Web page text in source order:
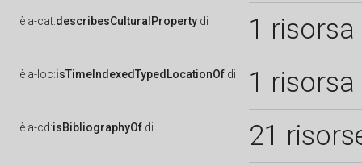
è a-cat:describesCulturalProperty di 1 risorsa
è a-loc:isTimeIndexedTypedLocationOf di 1 risorsa
è a-cd:isBibliographyOf di 21